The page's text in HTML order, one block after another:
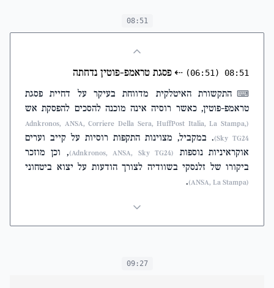
08:51
08:51
(06:51)
⇠פסגת טראמפ-פוטין נדחתה
⌨ התקשורת האיטלקית מדווחת בעיקר על דחיית פסגת
טראמפ-פוטין, כאשר רוסיה אינה מוכנה להסכים להפסקת אש
(Adnkronos, ANSA, Corriere Della Sera, HuffPost Italia, La Stampa,
Sky TG24) . במקביל, מצוינות התקפות רוסיות על קייב וערים
אוקראיניות נוספות
(Adnkronos, ANSA, Sky TG24)
, וכן מוזכר
ביקורו של זלנסקי בשוודיה לצורך הודעות על יצוא ביטחוני
(ANSA, La Stampa)
.
09:27